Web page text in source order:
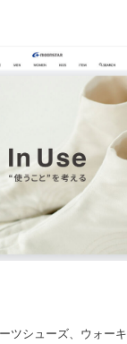
ツシューズ、ウォー